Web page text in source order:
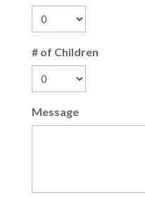
# of Children
Message